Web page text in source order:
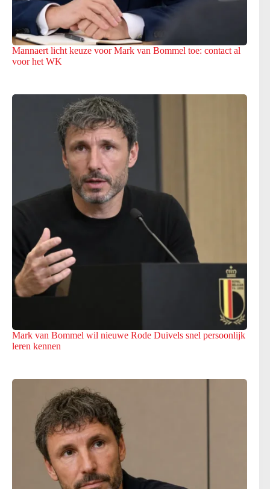
Mannaert licht keuze voor Mark van Bommel toe: contact al
voor het WK
Mark van Bommel wil nieuwe Rode Duivels snel persoonlijk
leren kennen